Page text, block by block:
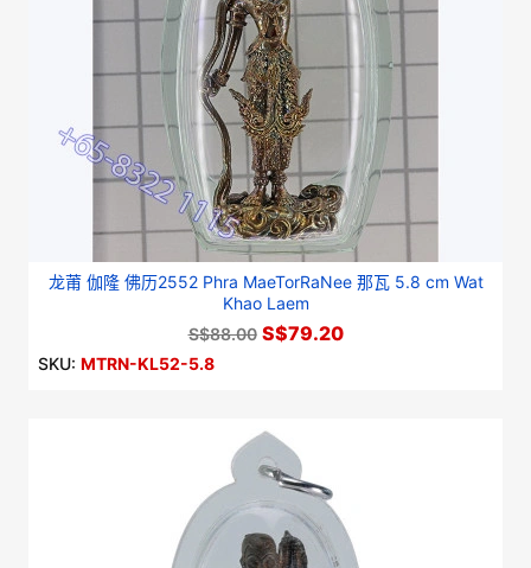
龙莆 伽隆 佛历2552 Phra MaeTorRaNee 那瓦 5.8 cm Wat
Khao Laem
S$88.00 S$79.20
SKU: MTRN-KL52-5.8